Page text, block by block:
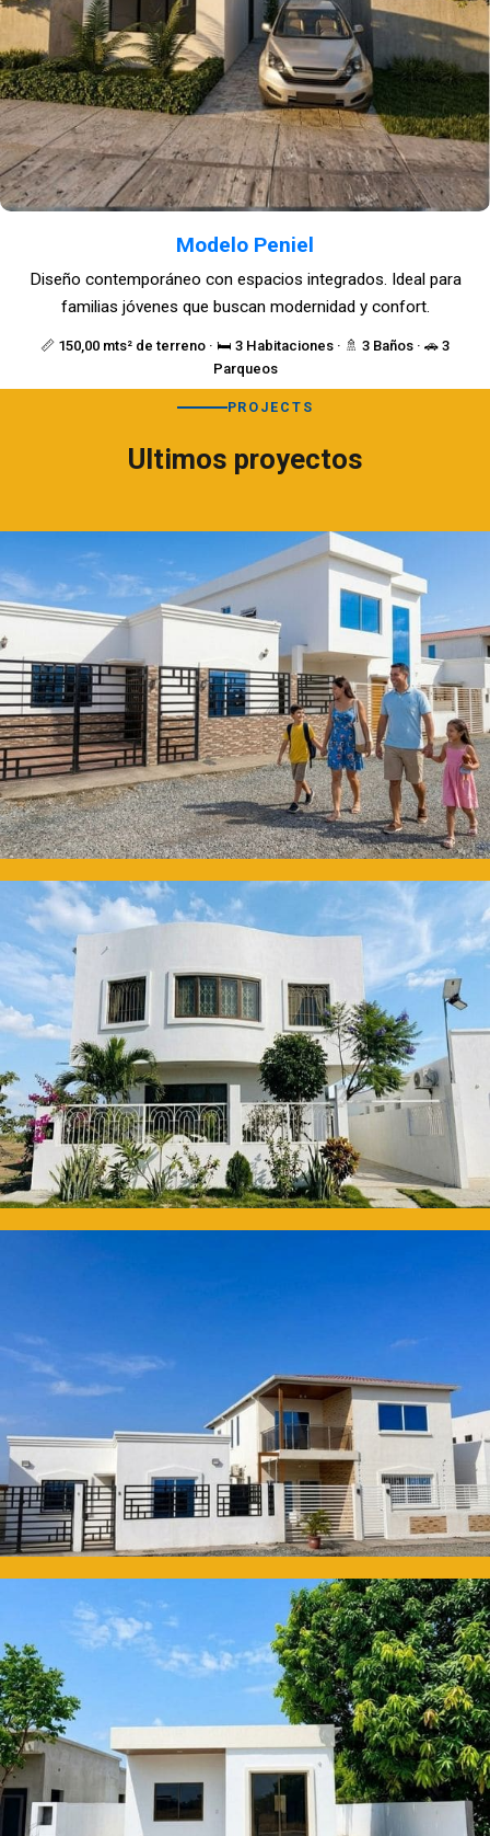
Modelo Peniel
📏 150,00 mts² de terreno · 🛏️ 3 Habitaciones · 🚿 3 Baños · 🚗 3
Parqueos
Diseño contemporáneo con espacios integrados. Ideal para
familias jóvenes que buscan modernidad y confort.
PROJECTS
Ultimos proyectos